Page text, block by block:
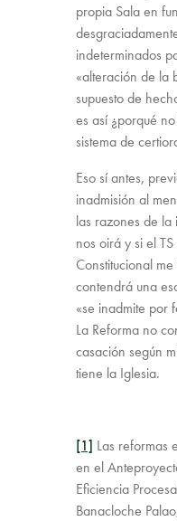
propia Sala en
indeterminados
«alteración de la
supuesto de
es así ¿porqué
sistema de
Eso sí antes,
inadmisión al
las razones de
nos oirá y si el
Constitucional
contendrá una
«se inadmite por
La Reforma no
casación según
tiene la Iglesia.
[1] Las reformas
en el
Eficiencia
Banacloche